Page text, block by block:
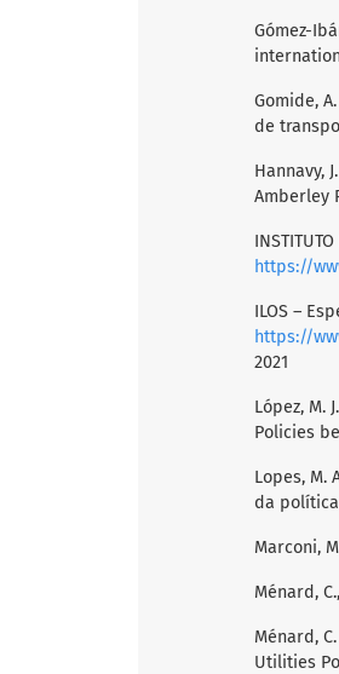
Gómez-
Gomide,
de
Hannavy,
Amberley
https://
ILOS –
https://
2021
López, M.
Policies
Lopes, M.
da política
Marconi,
Ménard,
Ménard,
Utilities